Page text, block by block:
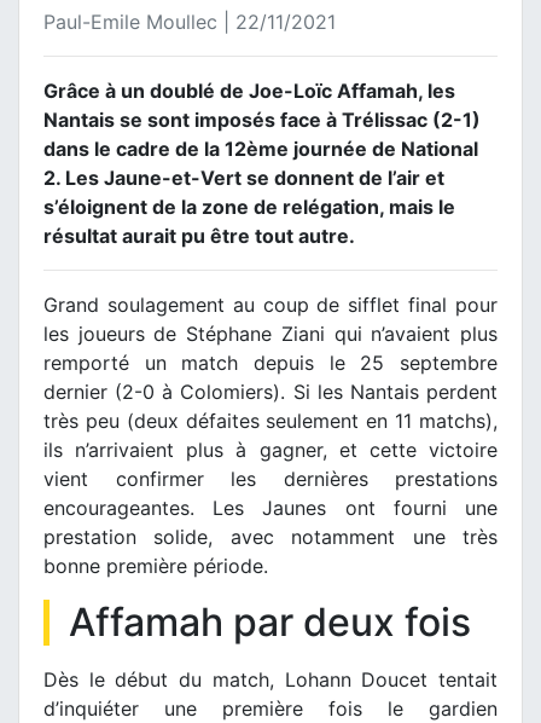
Paul-Emile Moullec | 22/11/2021
Grâce à un doublé de Joe-Loïc Affamah, les
Nantais se sont imposés face à Trélissac (2-1)
dans le cadre de la 12ème journée de National
2. Les Jaune-et-Vert se donnent de l’air et
s’éloignent de la zone de relégation, mais le
résultat aurait pu être tout autre.
Grand soulagement au coup de sifflet final pour
les joueurs de Stéphane Ziani qui n’avaient plus
remporté un match depuis le 25 septembre
dernier (2-0 à Colomiers). Si les Nantais perdent
très peu (deux défaites seulement en 11 matchs),
ils n’arrivaient plus à gagner, et cette victoire
vient confirmer les dernières prestations
encourageantes. Les Jaunes ont fourni une
prestation solide, avec notamment une très
bonne première période.
Affamah par deux fois
Dès le début du match, Lohann Doucet tentait
d’inquiéter une première fois le gardien